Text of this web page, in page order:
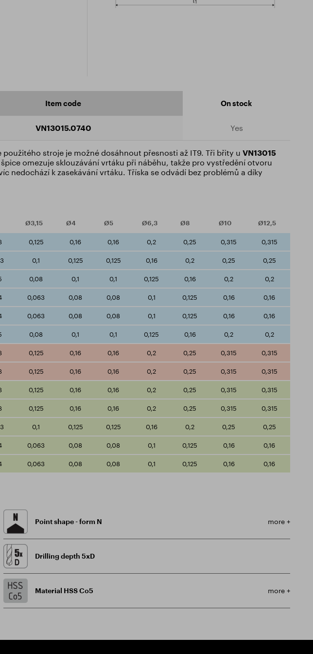
Item code On stock
VN13015.0740 Yes
stroje je možné dosáhnout přesnosti až IT9. Tři břity u VN13015
omezuje sklouzávání vrtáku při náběhu, takže pro vystředění otvoru
k zasekávání vrtáku. Tříska se odvádí bez problémů a díky
Ø3,15 Ø4 Ø5 Ø6,3 Ø8 Ø10 Ø12,5
0,125 0,16 0,16 0,2 0,25 0,315 0,315
0,1 0,125 0,125 0,16 0,2 0,25 0,25
0,08 0,1 0,1 0,125 0,16 0,2 0,2
0,063 0,08 0,08 0,1 0,125 0,16 0,16
0,063 0,08 0,08 0,1 0,125 0,16 0,16
0,08 0,1 0,1 0,125 0,16 0,2 0,2
0,125 0,16 0,16 0,2 0,25 0,315 0,315
0,125 0,16 0,16 0,2 0,25 0,315 0,315
0,125 0,16 0,16 0,2 0,25 0,315 0,315
0,125 0,16 0,16 0,2 0,25 0,315 0,315
0,1 0,125 0,125 0,16 0,2 0,25 0,25
0,063 0,08 0,08 0,1 0,125 0,16 0,16
0,063 0,08 0,08 0,1 0,125 0,16 0,16
Point shape - form N more +
Drilling depth 5xD
Material HSS Co5 more +